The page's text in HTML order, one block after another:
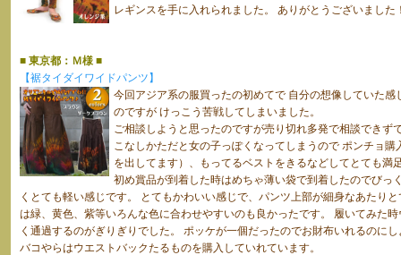
レギンスを手に入れられました。 ありがとうございました
■ 東京都：Ｍ様 ■
【裾タイダイワイドパンツ】
今回アジア系の服買ったの初めてで 自分の想像していた
のですが けっこう苦戦してしまいました。
ご相談しようと思ったのですが売り切れ多発で相談できず
こなしかただと女の子っぽくなってしまうので ポンチョ
を出してます）、もってるベストをきるなどしてとても満
初め賞品が到着した時はめちゃ薄い袋で到着したのでびっ
くとても軽い感じです。 とてもかわいい感じで、パンツ上部が細身なあたり
は緑、黄色、紫等いろんな色に合わせやすいのも良かったです。 履いてみた
く通過するのがぎりぎりでした。 ポッケが一個だったのでお財布いれるのに
バコやらはウエストバックたるものを購入していれています。